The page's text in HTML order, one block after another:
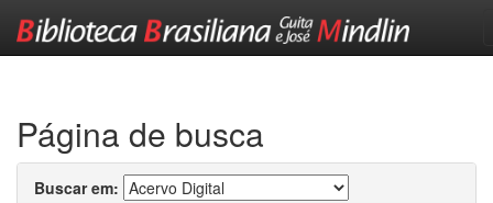
Página de busca
Buscar em: